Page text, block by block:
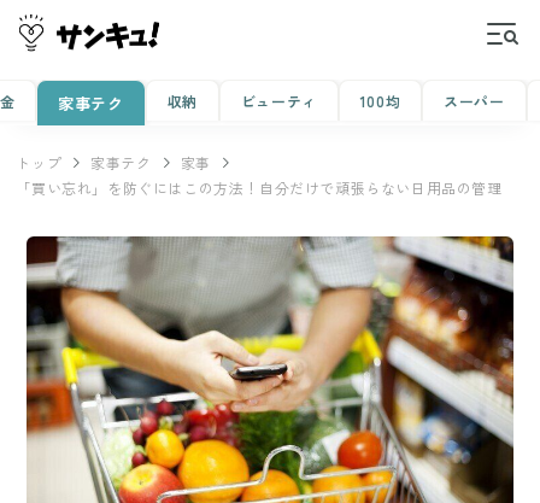
家事テク 収納 ビューティ 100均 スーパー
トップ 家事テク
家事
「買い忘れ」を防ぐにはこの方法！自分だけで頑張らない日用品の管理